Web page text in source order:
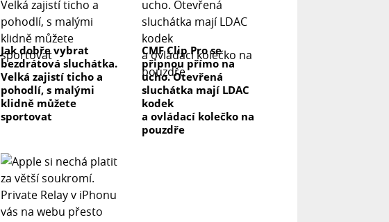
Jak dobře vybrat
bezdrátová sluchátka.
Velká zajistí ticho a
pohodlí, s malými
klidně můžete
sportovat
CMF Clip Pro se
připnou přímo na
ucho. Otevřená
sluchátka mají LDAC
kodek
a ovládací kolečko na
pouzdře